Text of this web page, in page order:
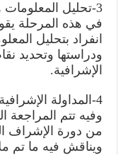
3-تحليل المعلومات واقتراح نقاط بحث.
في هذه المرحلة
انفراد بتحليل
ودراستها وتحديد
الإشرافية.
4-المداولة الإشرافية:
وفيه تتم
من دورة الإشراف
ويناقش فيه ما تم